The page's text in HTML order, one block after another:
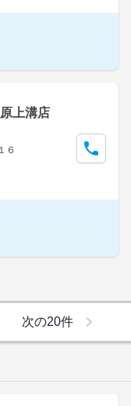
上溝店
６
次の20件